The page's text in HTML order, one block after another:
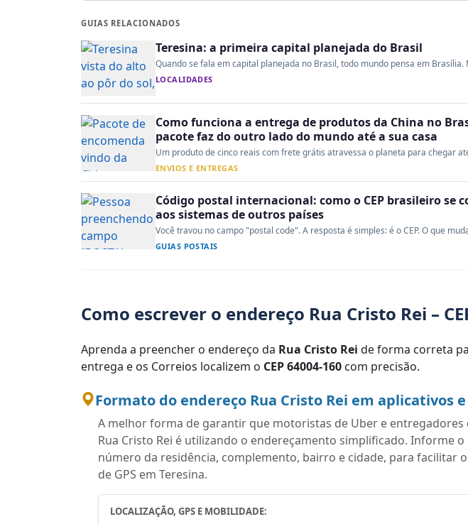
GUIAS RELACIONADOS
Teresina: a primeira capital planejada do Brasil
Quando se fala em capital planejada no Brasil, todo mundo pensa em Brasília.
LOCALIDADES
Como funciona a entrega de produtos da China no
pacote faz do outro lado do mundo até a sua casa
Um produto de cinco reais com frete grátis atravessa o planeta para chegar
ENVIOS E ENTREGAS
Código postal internacional: como o CEP brasileiro se
aos sistemas de outros países
Você travou no campo "postal code". A resposta é simples: é o CEP. O que
GUIAS POSTAIS
Como escrever o endereço Rua Cristo Rei –
Aprenda a preencher o endereço da Rua Cristo Rei de forma correta
entrega e os Correios localizem o CEP 64004-160 com precisão.
Formato do endereço Rua Cristo Rei em aplicativos
A melhor forma de garantir que motoristas de Uber e entregadores
Rua Cristo Rei é utilizando o endereçamento simplificado. Informe
número da residência, complemento, bairro e cidade, para facilitar
de GPS em Teresina.
LOCALIZAÇÃO, GPS E MOBILIDADE: